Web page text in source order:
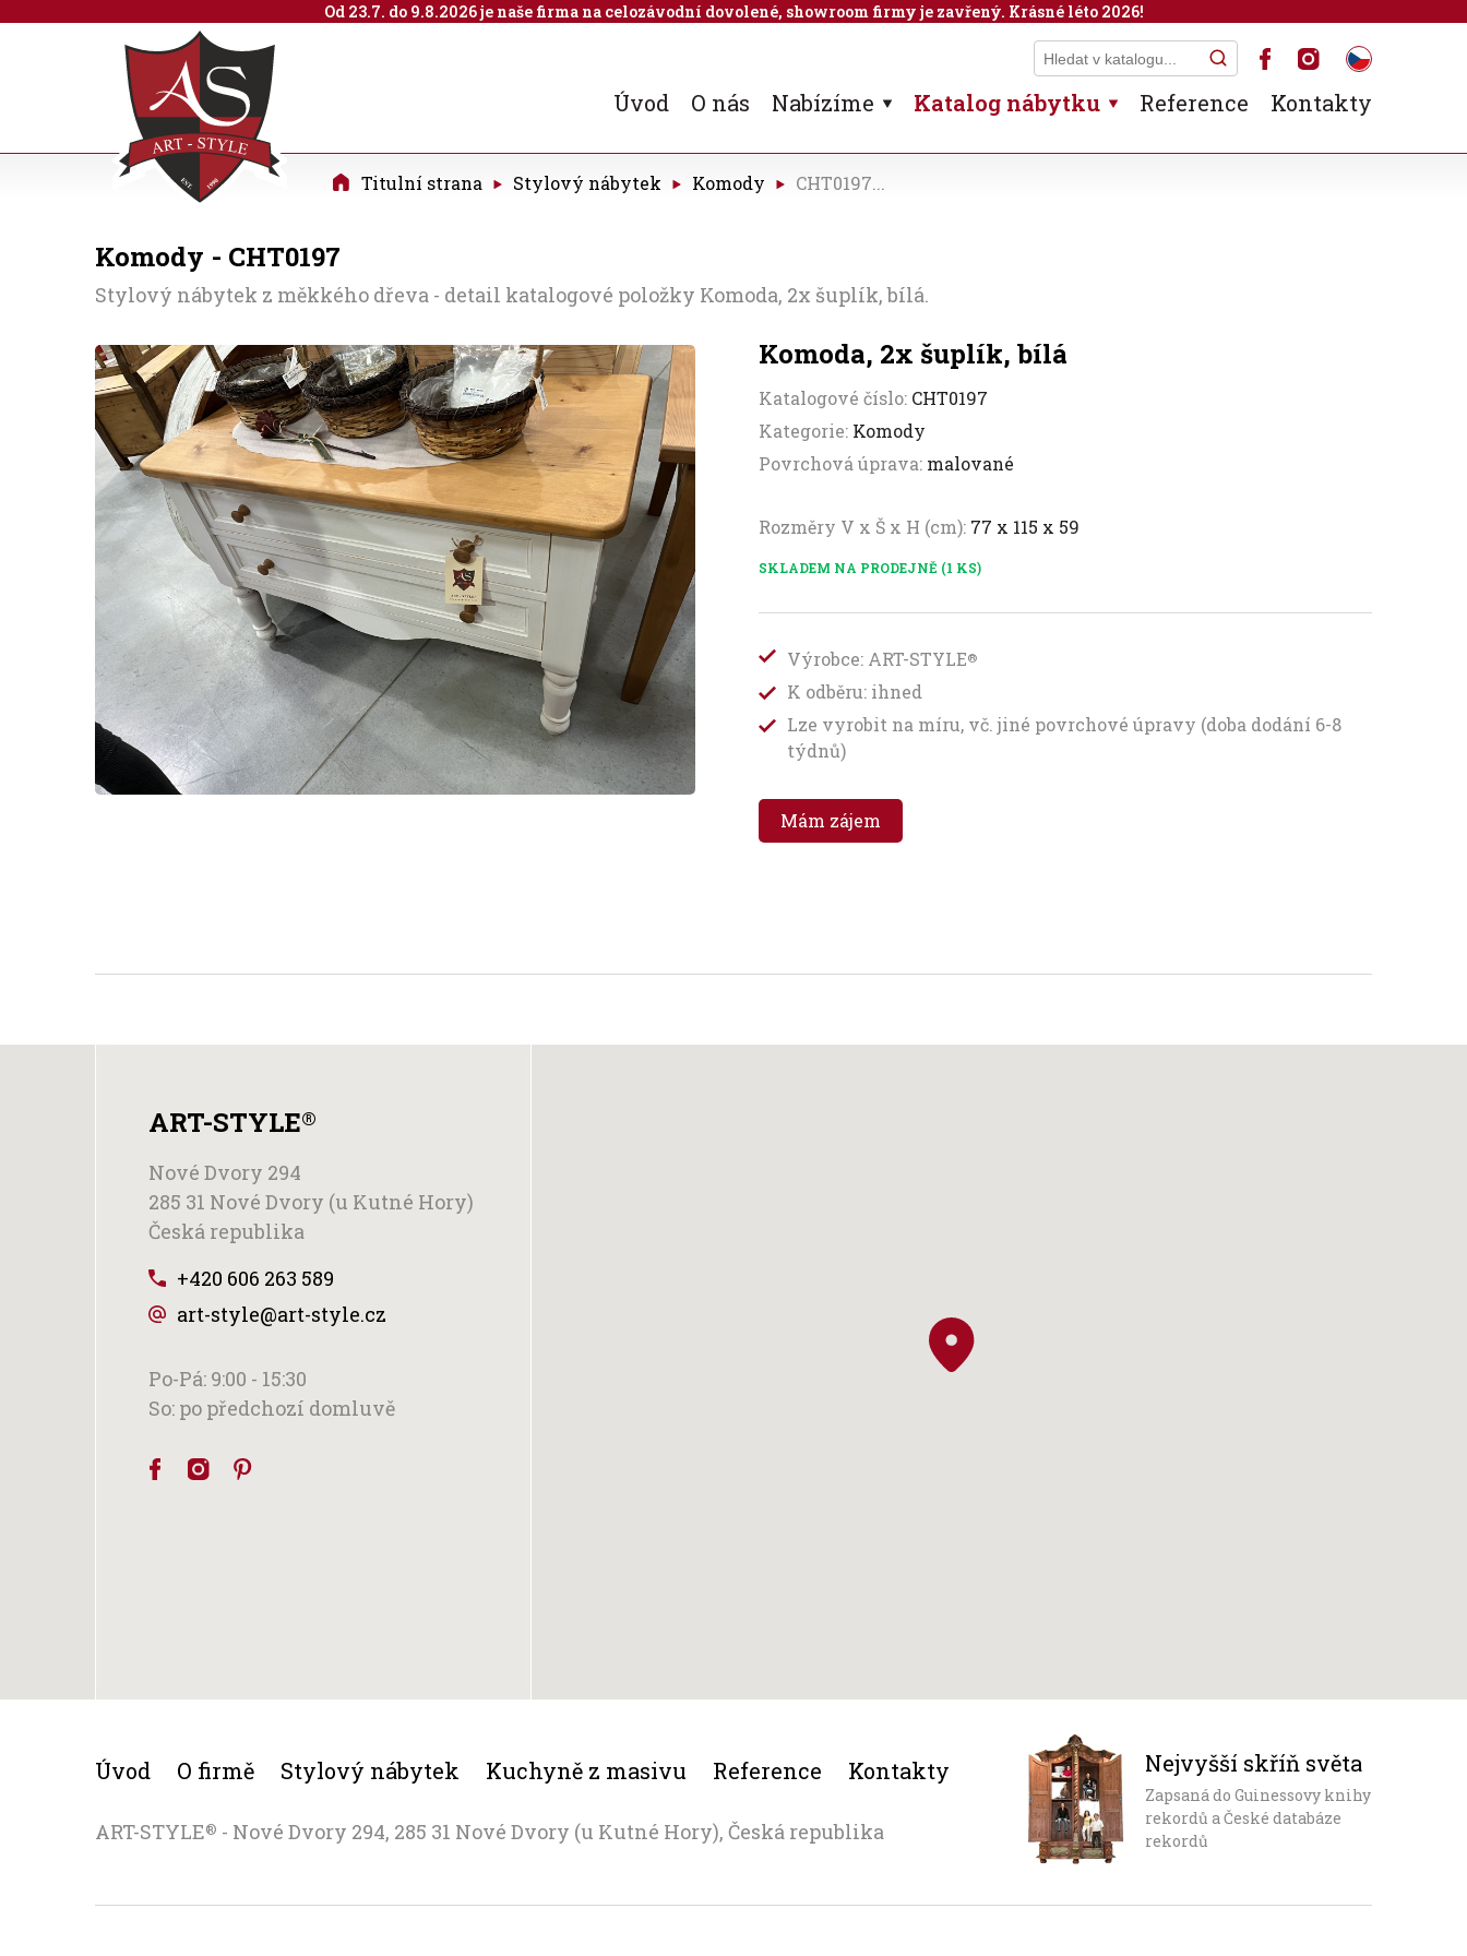
Úvod O nás Nabízíme Katalog nábytku Reference Kontakty
Komody - CHT0197
Stylový nábytek z měkkého dřeva - detail katalogové položky Komoda, 2x šuplík, bílá.
Titulní strana Stylový nábytek Komody CHT0197...
Komoda, 2x šuplík, bílá
Katalogové číslo: CHT0197
Kategorie: Komody
Povrchová úprava: malované
Rozměry V x Š x H (cm): 77 x 115 x 59
SKLADEM NA PRODEJNĚ (1 KS)
Výrobce: ART-STYLE®
K odběru: ihned
Lze vyrobit na míru, vč. jiné povrchové úpravy (doba dodání 6-8
týdnů)
Mám zájem
ART-STYLE®
Nové Dvory 294
285 31 Nové Dvory (u Kutné Hory)
Česká republika
+420 606 263 589
art-style@art-style.cz
Po-Pá: 9:00 - 15:30
So: po předchozí domluvě
Úvod O firmě Stylový nábytek Kuchyně z masivu Reference Kontakty
ART-STYLE® - Nové Dvory 294, 285 31 Nové Dvory (u Kutné Hory), Česká republika
Nejvyšší skříň světa
Zapsaná do Guinessovy knihy
rekordů a České databáze
rekordů
Od 23.7. do 9.8.2026 je naše firma na celozávodní dovolené, showroom firmy je zavřený. Krásné léto 2026!